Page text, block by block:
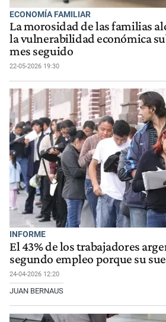
ECONOMÍA FAMILIAR
La morosidad de las familias
la vulnerabilidad económica
mes seguido
22-05-2026 19:30
INFORME
El 43% de los trabajadores
segundo empleo porque su
24-04-2026 12:20
JUAN BERNAUS